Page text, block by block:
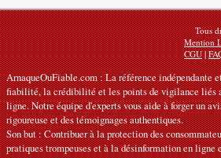
Tous
Mention
CGU|
ArnaqueOuFiable.com : La référence indépendante
fiabilité, la crédibilité et les points de vigilance liés
ligne. Notre équipe d'experts vous aide à forger un
rigoureuse et des témoignages authentiques.
Son but : Contribuer à la protection des
pratiques trompeuses et à la désinformation en ligne